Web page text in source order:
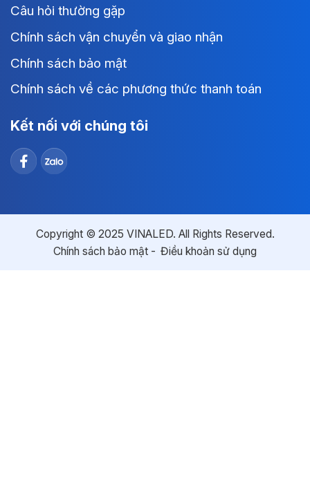
Câu hỏi thường gặp
Chính sách vận chuyển và giao nhận
Chính sách bảo mật
Chính sách về các phương thức thanh toán
Kết nối với chúng tôi
Copyright © 2025 VINALED. All Rights Reserved.
Chính sách bảo mật
Điều khoản sử dụng